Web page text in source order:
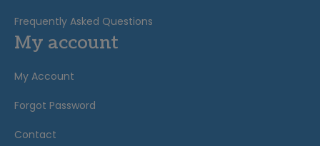
Frequently Asked Questions
My account
My Account
Forgot Password
Contact